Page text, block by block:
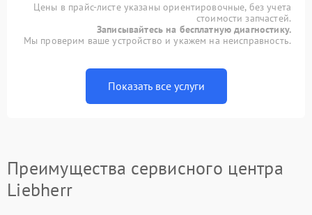
Цены в прайс-листе указаны ориентировочные, без учета
стоимости запчастей.
Записывайтесь на бесплатную диагностику.
Мы проверим ваше устройство и укажем на неисправность.
Показать все услуги
Преимущества сервисного центра
Liebherr